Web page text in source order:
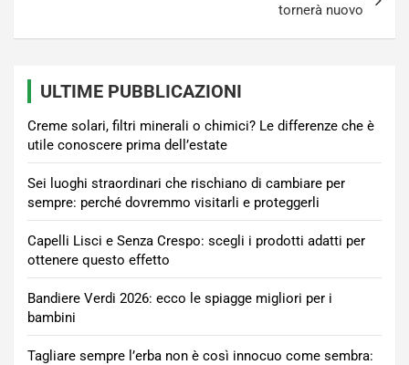
tornerà nuovo
ULTIME PUBBLICAZIONI
Creme solari, filtri minerali o chimici? Le differenze che è
utile conoscere prima dell’estate
Sei luoghi straordinari che rischiano di cambiare per
sempre: perché dovremmo visitarli e proteggerli
Capelli Lisci e Senza Crespo: scegli i prodotti adatti per
ottenere questo effetto
Bandiere Verdi 2026: ecco le spiagge migliori per i
bambini
Tagliare sempre l’erba non è così innocuo come sembra: